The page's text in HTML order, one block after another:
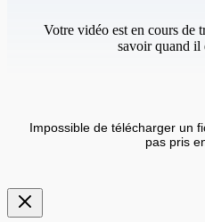
Votre vidéo est en cours de
savoir quand il
Impossible de télécharger un
pas pris